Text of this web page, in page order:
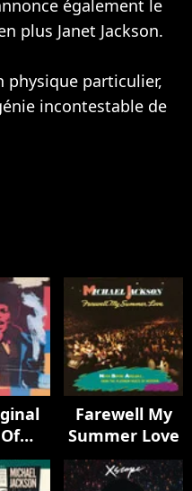
également le
plus Janet Jackson.
physique particulier,
incontestable de
Farewell My
Summer Love